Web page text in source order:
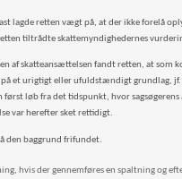
lagde retten vægt på, at der ikke forelå
tiltrådte skattemyndighedernes
af skatteansættelsen fandt retten, at som
et urigtigt eller ufuldstændigt grundlag,
løb fra det tidspunkt, hvor
var herefter sket rettidigt.
den baggrund frifundet.
hvis der gennemføres en spaltning og